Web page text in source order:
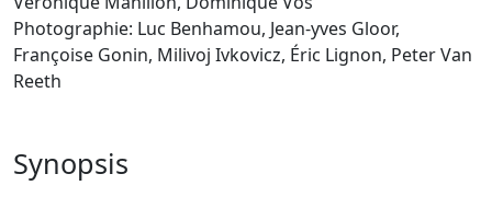
Photographie: Luc Benhamou, Jean-yves Gloor,
Françoise Gonin, Milivoj Ivkovicz, Éric Lignon, Peter Van
Reeth
Synopsis